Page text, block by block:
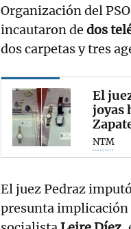
Organización del
incautaron de dos
dos carpetas y tres
El
joyas
NTM
El juez Pedraz
presunta